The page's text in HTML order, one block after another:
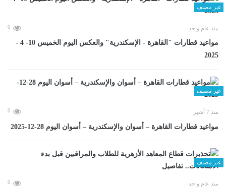
غير مصنف
منذ عام واحد 0
مواعيد قطارات "القاهرة - الإسكندرية" والعكس اليوم الخميس 10- 4 -
2025
غير مصنف
منذ 7 أشهر 0
مواعيد قطارات القاهرة – أسوان والإسكندرية – أسوان اليوم 28-12-2025
غير مصنف
منذ عام واحد 0